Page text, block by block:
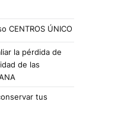
CENTROS ÚNICO
la pérdida de
de las
tus